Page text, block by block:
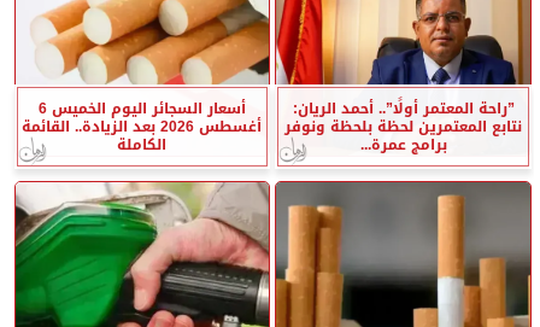
”راحة المعتمر أولًا”.. أحمد الريان:
نتابع المعتمرين لحظة بلحظة ونوفر
برامج عمرة...
أسعار السجائر اليوم الخميس 6
أغسطس 2026 بعد الزيادة.. القائمة
الكاملة